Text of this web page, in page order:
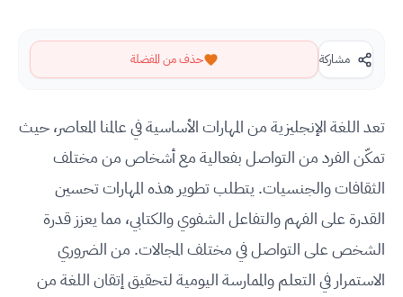
مشاركة حذف من المفضلة
تعد اللغة الإنجليزية من المهارات الأساسية في عالمنا المعاصر، حيث
تمكّن الفرد من التواصل بفعالية مع أشخاص من مختلف
الثقافات والجنسيات. يتطلب تطوير هذه المهارات تحسين
القدرة على الفهم والتفاعل الشفوي والكتابي، مما يعزز قدرة
الشخص على التواصل في مختلف المجالات. من الضروري
الاستمرار في التعلم والممارسة اليومية لتحقيق إتقان اللغة من